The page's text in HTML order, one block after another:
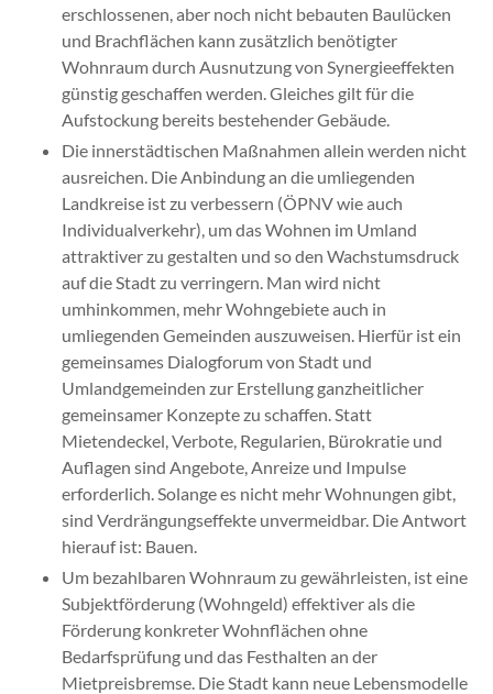
erschlossenen, aber noch nicht bebauten Baulücken
und Brachflächen kann zusätzlich benötigter
Wohnraum durch Ausnutzung von Synergieeffekten
günstig geschaffen werden. Gleiches gilt für die
Aufstockung bereits bestehender Gebäude.
Die innerstädtischen Maßnahmen allein werden nicht
ausreichen. Die Anbindung an die umliegenden
Landkreise ist zu verbessern (ÖPNV wie auch
Individualverkehr), um das Wohnen im Umland
attraktiver zu gestalten und so den Wachstumsdruck
auf die Stadt zu verringern. Man wird nicht
umhinkommen, mehr Wohngebiete auch in
umliegenden Gemeinden auszuweisen. Hierfür ist ein
gemeinsames Dialogforum von Stadt und
Umlandgemeinden zur Erstellung ganzheitlicher
gemeinsamer Konzepte zu schaffen. Statt
Mietendeckel, Verbote, Regularien, Bürokratie und
Auflagen sind Angebote, Anreize und Impulse
erforderlich. Solange es nicht mehr Wohnungen gibt,
sind Verdrängungseffekte unvermeidbar. Die Antwort
hierauf ist: Bauen.
Um bezahlbaren Wohnraum zu gewährleisten, ist eine
Subjektförderung (Wohngeld) effektiver als die
Förderung konkreter Wohnflächen ohne
Bedarfsprüfung und das Festhalten an der
Mietpreisbremse. Die Stadt kann neue Lebensmodelle